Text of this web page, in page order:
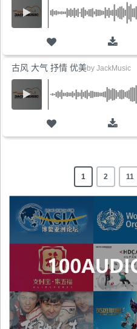
古风 大气 抒情 优美by JackMusic
1 2 11